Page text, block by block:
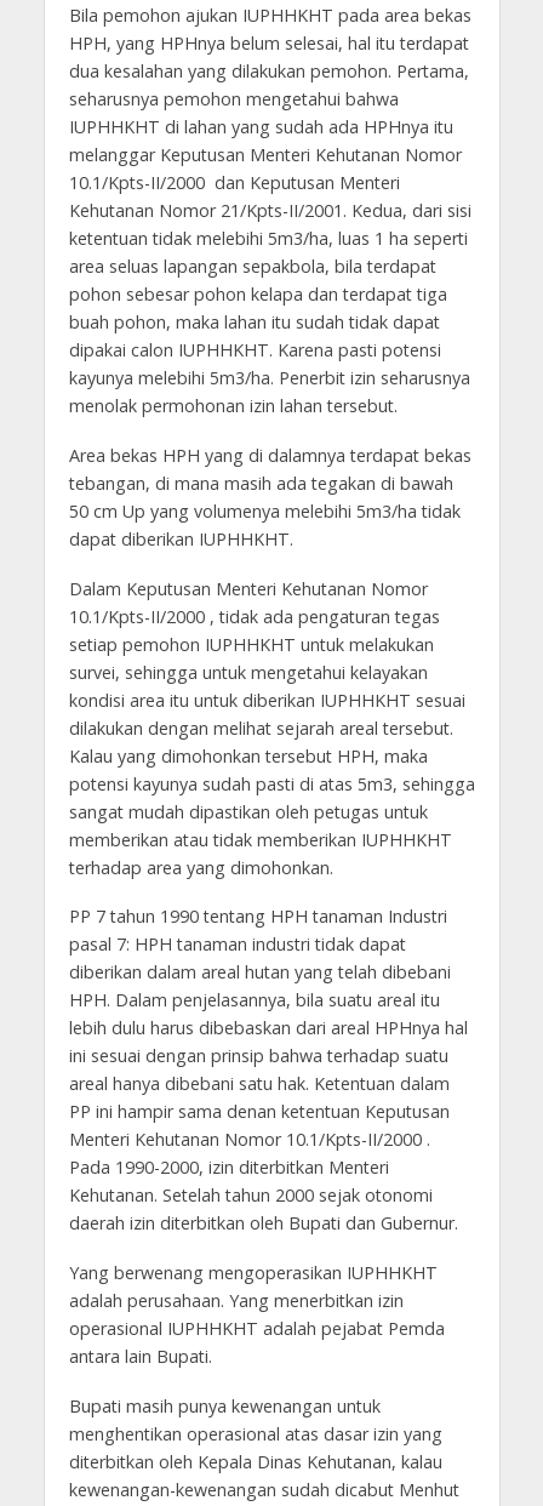
Bila pemohon ajukan IUPHHKHT pada area bekas
HPH, yang HPHnya belum selesai, hal itu terdapat
dua kesalahan yang dilakukan pemohon. Pertama,
seharusnya pemohon mengetahui bahwa
IUPHHKHT di lahan yang sudah ada HPHnya itu
melanggar Keputusan Menteri Kehutanan Nomor
10.1/Kpts-II/2000 dan Keputusan Menteri
Kehutanan Nomor 21/Kpts-II/2001. Kedua, dari sisi
ketentuan tidak melebihi 5m3/ha, luas 1 ha seperti
area seluas lapangan sepakbola, bila terdapat
pohon sebesar pohon kelapa dan terdapat tiga
buah pohon, maka lahan itu sudah tidak dapat
dipakai calon IUPHHKHT. Karena pasti potensi
kayunya melebihi 5m3/ha. Penerbit izin seharusnya
menolak permohonan izin lahan tersebut.
Area bekas HPH yang di dalamnya terdapat bekas
tebangan, di mana masih ada tegakan di bawah
50 cm Up yang volumenya melebihi 5m3/ha tidak
dapat diberikan IUPHHKHT.
Dalam Keputusan Menteri Kehutanan Nomor
10.1/Kpts-II/2000 , tidak ada pengaturan tegas
setiap pemohon IUPHHKHT untuk melakukan
survei, sehingga untuk mengetahui kelayakan
kondisi area itu untuk diberikan IUPHHKHT sesuai
dilakukan dengan melihat sejarah areal tersebut.
Kalau yang dimohonkan tersebut HPH, maka
potensi kayunya sudah pasti di atas 5m3, sehingga
sangat mudah dipastikan oleh petugas untuk
memberikan atau tidak memberikan IUPHHKHT
terhadap area yang dimohonkan.
PP 7 tahun 1990 tentang HPH tanaman Industri
pasal 7: HPH tanaman industri tidak dapat
diberikan dalam areal hutan yang telah dibebani
HPH. Dalam penjelasannya, bila suatu areal itu
lebih dulu harus dibebaskan dari areal HPHnya hal
ini sesuai dengan prinsip bahwa terhadap suatu
areal hanya dibebani satu hak. Ketentuan dalam
PP ini hampir sama denan ketentuan Keputusan
Menteri Kehutanan Nomor 10.1/Kpts-II/2000 .
Pada 1990-2000, izin diterbitkan Menteri
Kehutanan. Setelah tahun 2000 sejak otonomi
daerah izin diterbitkan oleh Bupati dan Gubernur.
Yang berwenang mengoperasikan IUPHHKHT
adalah perusahaan. Yang menerbitkan izin
operasional IUPHHKHT adalah pejabat Pemda
antara lain Bupati.
Bupati masih punya kewenangan untuk
menghentikan operasional atas dasar izin yang
diterbitkan oleh Kepala Dinas Kehutanan, kalau
kewenangan-kewenangan sudah dicabut Menhut